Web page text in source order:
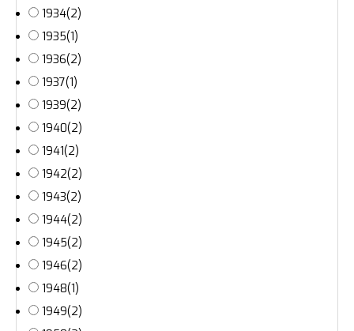
1934(2)
1935(1)
1936(2)
1937(1)
1939(2)
1940(2)
1941(2)
1942(2)
1943(2)
1944(2)
1945(2)
1946(2)
1948(1)
1949(2)